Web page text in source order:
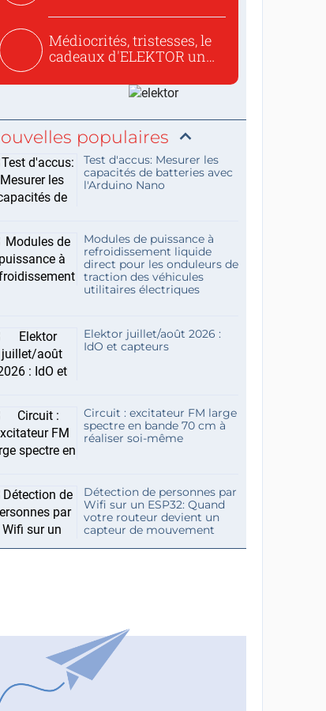
Médiocrités, tristesses, le
cadeaux d'ELEKTOR un
populaires
Test d'accus: Mesurer les
capacités de batteries avec
l'Arduino Nano
Modules de puissance à
refroidissement liquide
direct pour les onduleurs de
traction des véhicules
utilitaires électriques
Elektor juillet/août 2026 :
IdO et capteurs
Circuit : excitateur FM large
spectre en bande 70 cm à
réaliser soi-même
Détection de personnes par
Wifi sur un ESP32: Quand
votre routeur devient un
capteur de mouvement